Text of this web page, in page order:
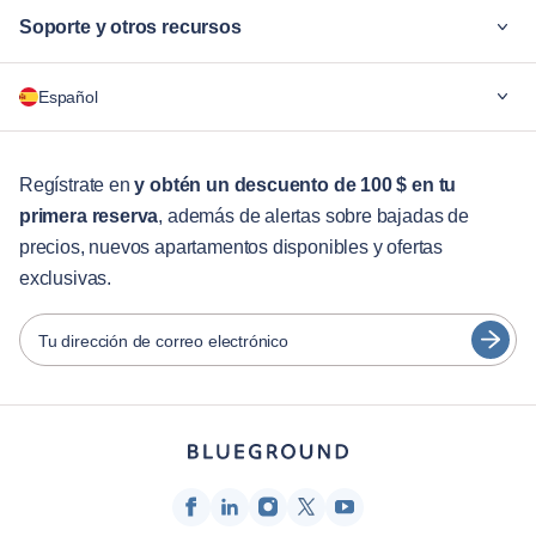
Soporte y otros recursos
Para las empresas
Servicios para huéspedes
Guías de ciudades
Socios
Operadores de alquiler amueblado
Propietarios
Socios de franquicia
Español
English
Português
Español
Français
Türkçe
Regístrate eny obtén un descuento de 100 $ en tu
primera reserva, además de alertas sobre bajadas de
precios, nuevos apartamentos disponibles y ofertas
exclusivas.
Tu dirección de correo electrónico